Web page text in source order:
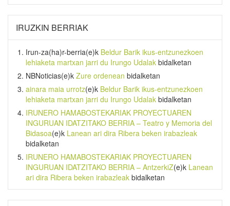
IRUZKIN BERRIAK
Irun-za(ha)r-berria(e)k Beldur Barik ikus-entzunezkoen
lehiaketa martxan jarri du Irungo Udalak bidalketan
NBNoticias(e)k Zure ordenean bidalketan
ainara maia urrotz(e)k Beldur Barik ikus-entzunezkoen
lehiaketa martxan jarri du Irungo Udalak bidalketan
IRUNERO HAMABOSTEKARIAK PROYECTUAREN
INGURUAN IDATZITAKO BERRIA – Teatro y Memoria del
Bidasoa(e)k Lanean ari dira Ribera beken irabazleak
bidalketan
IRUNERO HAMABOSTEKARIAK PROYECTUAREN
INGURUAN IDATZITAKO BERRIA – AntzerkiZ(e)k Lanean
ari dira Ribera beken irabazleak bidalketan